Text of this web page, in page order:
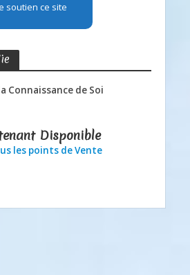
soutien ce site
Connaissance de Soi
Disponible
les points de Vente